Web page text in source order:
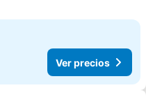
Ver precios